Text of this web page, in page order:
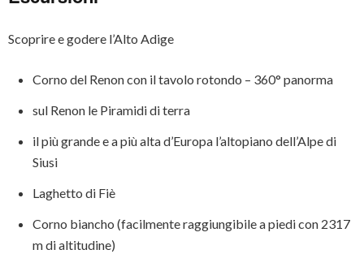
Scoprire e godere l’Alto Adige
Corno del Renon con il tavolo rotondo – 360° panorma
sul Renon le Piramidi di terra
il più grande e a più alta d’Europa l’altopiano dell’Alpe di
Siusi
Laghetto di Fiè
Corno biancho (facilmente raggiungibile a piedi con 2317
m di altitudine)